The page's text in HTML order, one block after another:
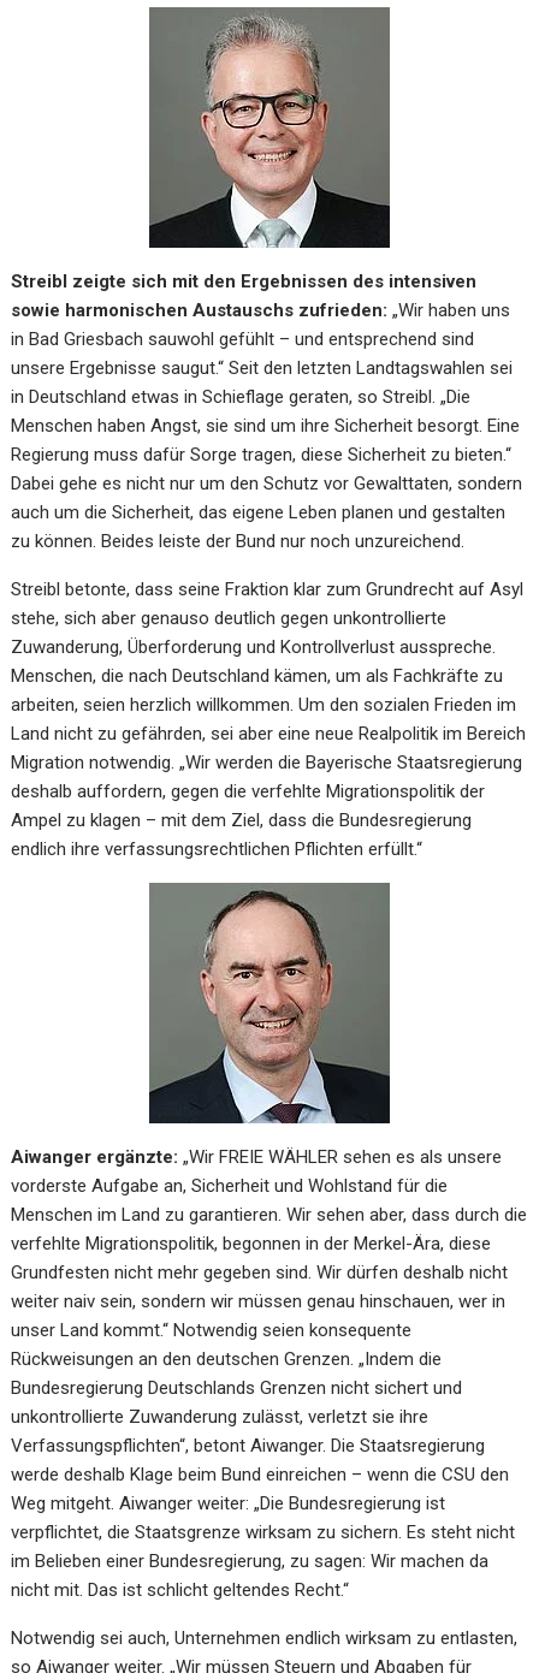
Streibl zeigte sich mit den Ergebnissen des intensiven
sowie harmonischen Austauschs zufrieden: „Wir haben uns
in Bad Griesbach sauwohl gefühlt – und entsprechend sind
unsere Ergebnisse saugut.“ Seit den letzten Landtagswahlen sei
in Deutschland etwas in Schieflage geraten, so Streibl. „Die
Menschen haben Angst, sie sind um ihre Sicherheit besorgt. Eine
Regierung muss dafür Sorge tragen, diese Sicherheit zu bieten.“
Dabei gehe es nicht nur um den Schutz vor Gewalttaten, sondern
auch um die Sicherheit, das eigene Leben planen und gestalten
zu können. Beides leiste der Bund nur noch unzureichend.
Streibl betonte, dass seine Fraktion klar zum Grundrecht auf Asyl
stehe, sich aber genauso deutlich gegen unkontrollierte
Zuwanderung, Überforderung und Kontrollverlust ausspreche.
Menschen, die nach Deutschland kämen, um als Fachkräfte zu
arbeiten, seien herzlich willkommen. Um den sozialen Frieden im
Land nicht zu gefährden, sei aber eine neue Realpolitik im Bereich
Migration notwendig. „Wir werden die Bayerische Staatsregierung
deshalb auffordern, gegen die verfehlte Migrationspolitik der
Ampel zu klagen – mit dem Ziel, dass die Bundesregierung
endlich ihre verfassungsrechtlichen Pflichten erfüllt.“
Aiwanger ergänzte: „Wir FREIE WÄHLER sehen es als unsere
vorderste Aufgabe an, Sicherheit und Wohlstand für die
Menschen im Land zu garantieren. Wir sehen aber, dass durch die
verfehlte Migrationspolitik, begonnen in der Merkel-Ära, diese
Grundfesten nicht mehr gegeben sind. Wir dürfen deshalb nicht
weiter naiv sein, sondern wir müssen genau hinschauen, wer in
unser Land kommt.“ Notwendig seien konsequente
Rückweisungen an den deutschen Grenzen. „Indem die
Bundesregierung Deutschlands Grenzen nicht sichert und
unkontrollierte Zuwanderung zulässt, verletzt sie ihre
Verfassungspflichten“, betont Aiwanger. Die Staatsregierung
werde deshalb Klage beim Bund einreichen – wenn die CSU den
Weg mitgeht. Aiwanger weiter: „Die Bundesregierung ist
verpflichtet, die Staatsgrenze wirksam zu sichern. Es steht nicht
im Belieben einer Bundesregierung, zu sagen: Wir machen da
nicht mit. Das ist schlicht geltendes Recht.“
Notwendig sei auch, Unternehmen endlich wirksam zu entlasten,
so Aiwanger weiter. „Wir müssen Steuern und Abgaben für